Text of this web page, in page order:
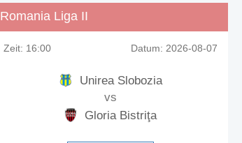
Romania Liga II
Zeit: 16:00 Datum: 2026-08-07
Unirea Slobozia
vs
Gloria Bistriţa